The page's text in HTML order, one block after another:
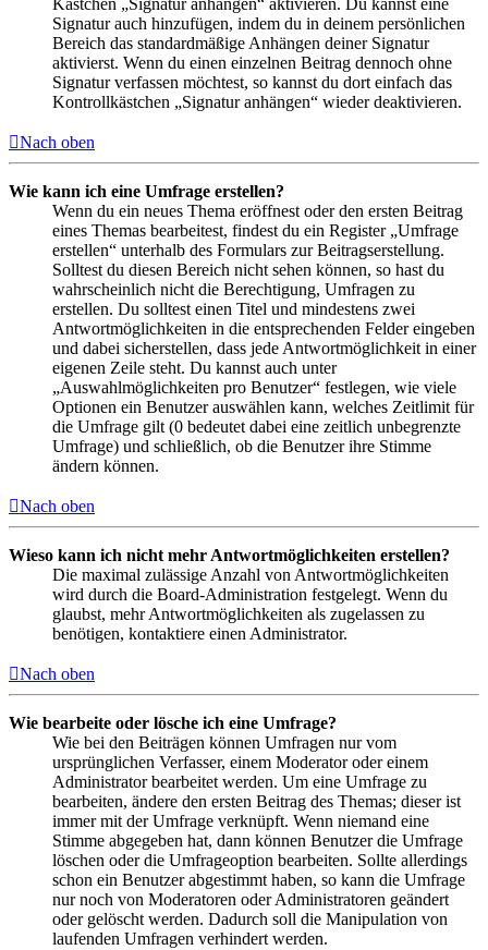
Kästchen „Signatur anhängen“ aktivieren. Du kannst eine
Signatur auch hinzufügen, indem du in deinem persönlichen
Bereich das standardmäßige Anhängen deiner Signatur
aktivierst. Wenn du einen einzelnen Beitrag dennoch ohne
Signatur verfassen möchtest, so kannst du dort einfach das
Kontrollkästchen „Signatur anhängen“ wieder deaktivieren.
Nach oben
Wie kann ich eine Umfrage erstellen?
Wenn du ein neues Thema eröffnest oder den ersten Beitrag
eines Themas bearbeitest, findest du ein Register „Umfrage
erstellen“ unterhalb des Formulars zur Beitragserstellung.
Solltest du diesen Bereich nicht sehen können, so hast du
wahrscheinlich nicht die Berechtigung, Umfragen zu
erstellen. Du solltest einen Titel und mindestens zwei
Antwortmöglichkeiten in die entsprechenden Felder eingeben
und dabei sicherstellen, dass jede Antwortmöglichkeit in einer
eigenen Zeile steht. Du kannst auch unter
„Auswahlmöglichkeiten pro Benutzer“ festlegen, wie viele
Optionen ein Benutzer auswählen kann, welches Zeitlimit für
die Umfrage gilt (0 bedeutet dabei eine zeitlich unbegrenzte
Umfrage) und schließlich, ob die Benutzer ihre Stimme
ändern können.
Nach oben
Wieso kann ich nicht mehr Antwortmöglichkeiten erstellen?
Die maximal zulässige Anzahl von Antwortmöglichkeiten
wird durch die Board-Administration festgelegt. Wenn du
glaubst, mehr Antwortmöglichkeiten als zugelassen zu
benötigen, kontaktiere einen Administrator.
Nach oben
Wie bearbeite oder lösche ich eine Umfrage?
Wie bei den Beiträgen können Umfragen nur vom
ursprünglichen Verfasser, einem Moderator oder einem
Administrator bearbeitet werden. Um eine Umfrage zu
bearbeiten, ändere den ersten Beitrag des Themas; dieser ist
immer mit der Umfrage verknüpft. Wenn niemand eine
Stimme abgegeben hat, dann können Benutzer die Umfrage
löschen oder die Umfrageoption bearbeiten. Sollte allerdings
schon ein Benutzer abgestimmt haben, so kann die Umfrage
nur noch von Moderatoren oder Administratoren geändert
oder gelöscht werden. Dadurch soll die Manipulation von
laufenden Umfragen verhindert werden.